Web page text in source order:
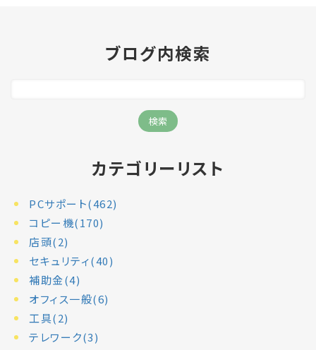
ブログ内検索
カテゴリーリスト
PCサポート(462)
コピー機(170)
店頭(2)
セキュリティ(40)
補助金(4)
オフィス一般(6)
工具(2)
テレワーク(3)